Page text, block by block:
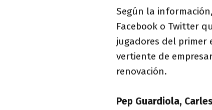
Según la
Facebook o Twitter
jugadores del
vertiente de
renovación.
Pep Guardiola,